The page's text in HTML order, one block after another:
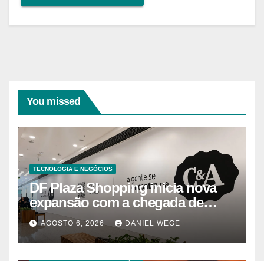
You missed
TECNOLOGIA E NEGÓCIOS
DF Plaza Shopping inicia nova
expansão com a chegada de
grandes marcas e inauguração
de espaço infantil – Dicas da
Capital
AGOSTO 6, 2026 DANIEL WEGE